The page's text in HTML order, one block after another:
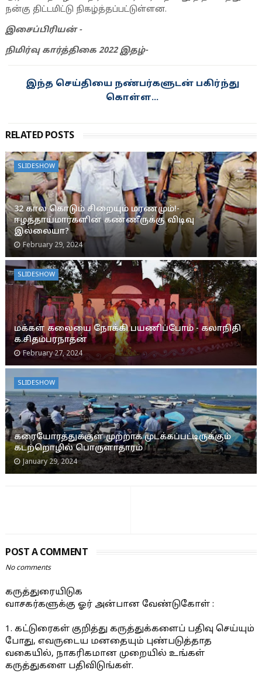
நன்கு திட்டமிட்டு நிகழ்த்தப்பட்டுள்ளன.
இசைப்பிரியன் -
நிமிர்வு கார்த்திகை 2022 இதழ்-
இந்த செய்தியை நண்பர்களுடன் பகிர்ந்து
கொள்ள...
RELATED POSTS
SLIDESHOW
32 கால கொடும் சிறையும் மரணமும்!-
ஈழத்தாய்மார்களின் கண்ணீருக்கு விடிவு
இல்லையா?
February 29, 2024
SLIDESHOW
மக்கள் கலையை நோக்கி பயணிப்போம் - கலாநிதி
க.சிதம்பரநாதன்
February 27, 2024
SLIDESHOW
கரையோரத்துக்குள் முற்றாக முடக்கப்பட்டிருக்கும்
கடற்றொழில் பொருளாதாரம்
January 29, 2024
POST A COMMENT
No comments
கருத்துரையிடுக
வாசகர்களுக்கு ஓர் அன்பான வேண்டுகோள் :
1. கட்டுரைகள் குறித்து கருத்துக்களைப் பதிவு செய்யும்
போது, எவருடைய மனதையும் புண்படுத்தாத
வகையில், நாகரிகமான முறையில் உங்கள்
கருத்துகளை பதிவிடுங்கள்.